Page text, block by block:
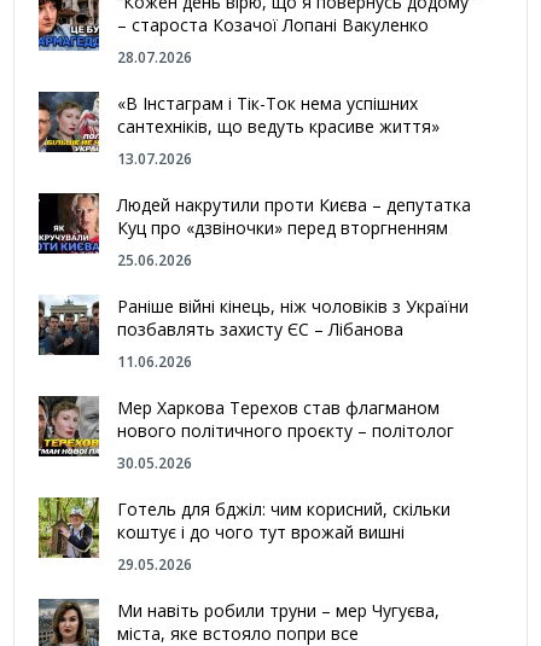
– староста Козачої Лопані Вакуленко
28.07.2026
«В Інстаграм і Тік-Ток нема успішних
сантехніків, що ведуть красиве життя»
13.07.2026
Людей накрутили проти Києва – депутатка
Куц про «дзвіночки» перед вторгненням
25.06.2026
Раніше війні кінець, ніж чоловіків з України
позбавлять захисту ЄС – Лібанова
11.06.2026
Мер Харкова Терехов став флагманом
нового політичного проєкту – політолог
30.05.2026
Готель для бджіл: чим корисний, скільки
коштує і до чого тут врожай вишні
29.05.2026
Ми навіть робили труни – мер Чугуєва,
міста, яке встояло попри все